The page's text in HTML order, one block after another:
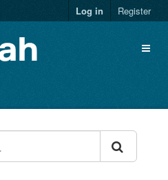
Log in Register